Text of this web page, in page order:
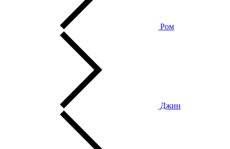
Ром
Джин